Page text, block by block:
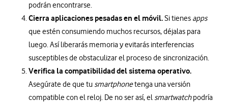
podrán encontrarse.
Cierra aplicaciones pesadas en el móvil.Si tienes apps
que estén consumiendo muchos recursos, déjalas para
luego. Así liberarás memoria y evitarás interferencias
susceptibles de obstaculizar el proceso de sincronización.
Verifica la compatibilidad del sistema operativo.
Asegúrate de que tu smartphonetenga una versión
compatible con el reloj. De no ser así, el smartwatchpodría